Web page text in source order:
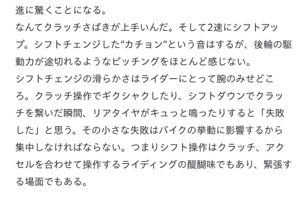
進に驚くことになる。
なんてクラッチさばきが上手いんだ。そして2速にシフトアッ
プ。シフトチェンジした“カチョン”という音はするが、後輪の駆
動力が途切れるようなピッチングをほとんど感じない。
シフトチェンジの滑らかさはライダーにとって腕のみせどこ
ろ。クラッチ操作でギクシャクしたり、シフトダウンでクラッ
チを繋いだ瞬間、リアタイヤがキュっと鳴ったりすると「失敗
した」と思う。その小さな失敗はバイクの挙動に影響するから
集中しなければならない。つまりシフト操作はクラッチ、アク
セルを合わせて操作するライディングの醍醐味でもあり、緊張す
る場面でもある。